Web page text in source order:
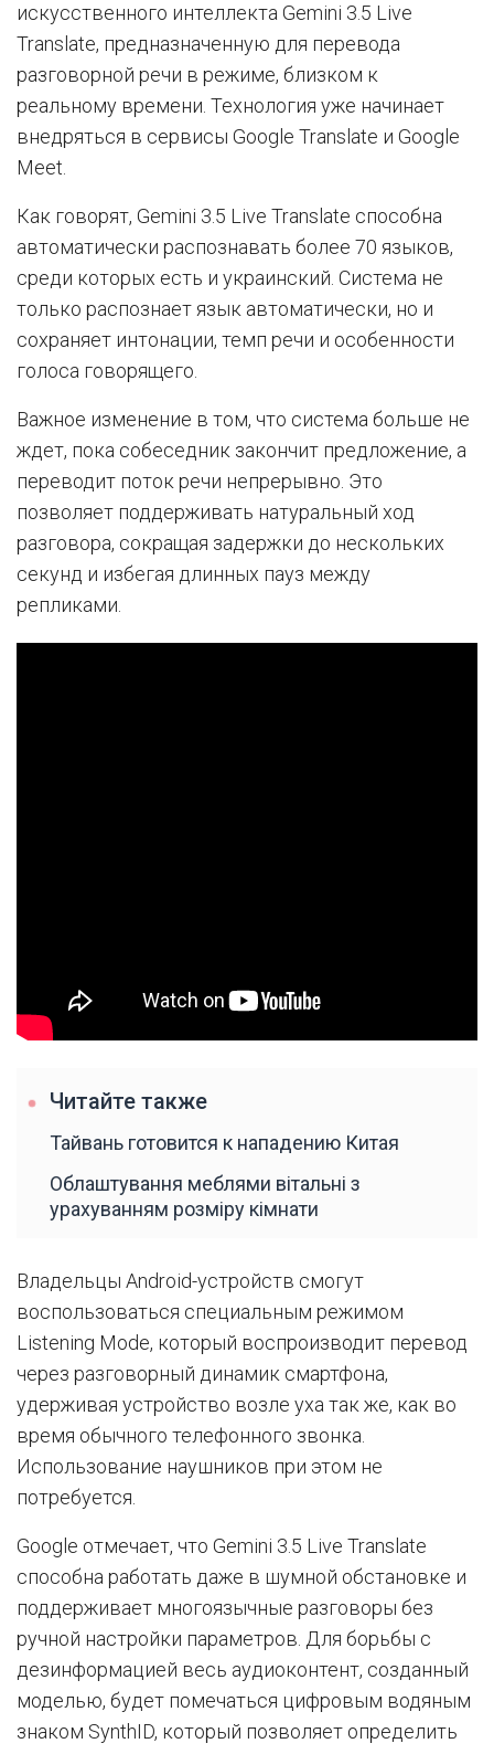
искусственного интеллекта Gemini 3.5 Live
Translate, предназначенную для перевода
разговорной речи в режиме, близком к
реальному времени. Технология уже начинает
внедряться в сервисы Google Translate и Google
Meet.
Как говорят, Gemini 3.5 Live Translate способна
автоматически распознавать более 70 языков,
среди которых есть и украинский. Система не
только распознает язык автоматически, но и
сохраняет интонации, темп речи и особенности
голоса говорящего.
Важное изменение в том, что система больше не
ждет, пока собеседник закончит предложение, а
переводит поток речи непрерывно. Это
позволяет поддерживать натуральный ход
разговора, сокращая задержки до нескольких
секунд и избегая длинных пауз между
репликами.
Читайте также
Тайвань готовится к нападению Китая
Облаштування меблями вітальні з
урахуванням розміру кімнати
Владельцы Android-устройств смогут
воспользоваться специальным режимом
Listening Mode, который воспроизводит перевод
через разговорный динамик смартфона,
удерживая устройство возле уха так же, как во
время обычного телефонного звонка.
Использование наушников при этом не
потребуется.
Google отмечает, что Gemini 3.5 Live Translate
способна работать даже в шумной обстановке и
поддерживает многоязычные разговоры без
ручной настройки параметров. Для борьбы с
дезинформацией весь аудиоконтент, созданный
моделью, будет помечаться цифровым водяным
знаком SynthID, который позволяет определить